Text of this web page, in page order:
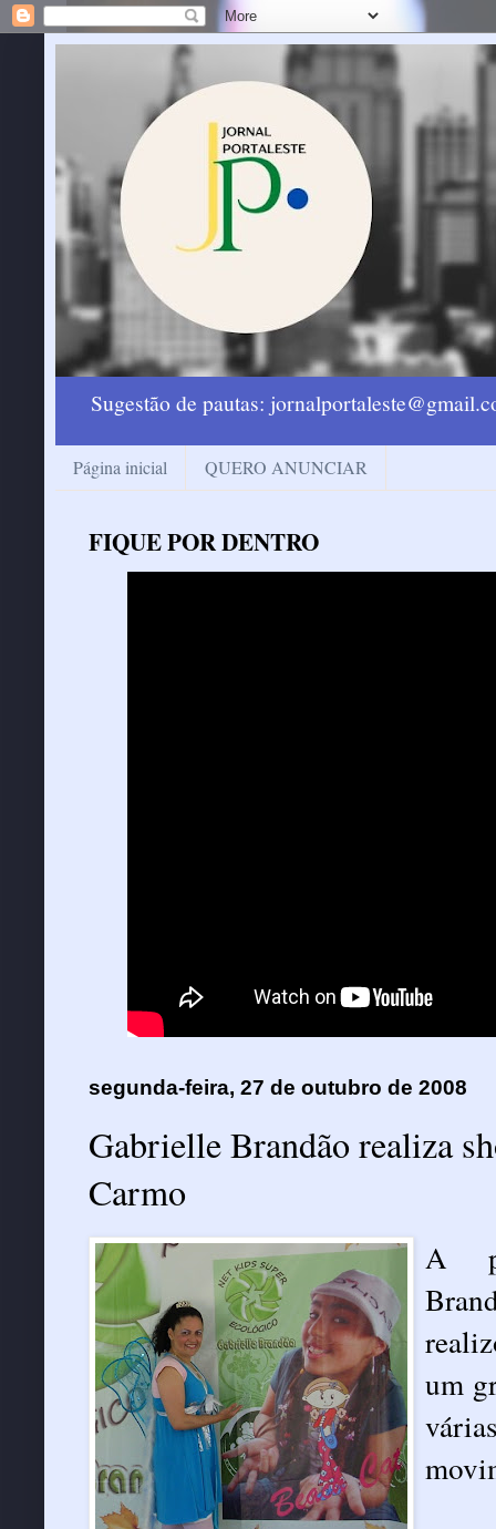
Sugestão de pautas:
Página inicial QUERO ANUNCIAR
FIQUE POR DENTRO
segunda-feira, 27 de outubro de 2008
Gabrielle Brandão realiza
Carmo
A
um